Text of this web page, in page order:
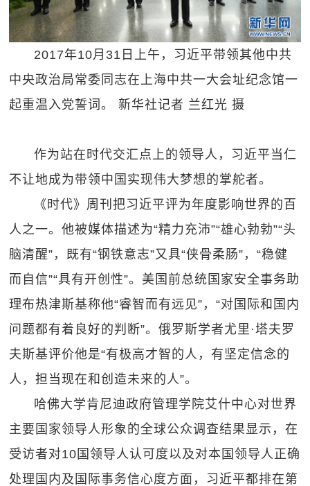
2017年10月31日上午，习近平带领其他中共
中央政治局常委同志在上海中共一大会址纪念馆一
起重温入党誓词。 新华社记者 兰红光 摄
作为站在时代交汇点上的领导人，习近平当仁
不让地成为带领中国实现伟大梦想的掌舵者。
《时代》周刊把习近平评为年度影响世界的百
人之一。他被媒体描述为“精力充沛”“雄心勃勃”“头
脑清醒”，既有“钢铁意志”又具“侠骨柔肠”，“稳健
而自信”“具有开创性”。美国前总统国家安全事务助
理布热津斯基称他“睿智而有远见”，“对国际和国内
问题都有着良好的判断”。俄罗斯学者尤里·塔夫罗
夫斯基评价他是“有极高才智的人，有坚定信念的
人，担当现在和创造未来的人”。
哈佛大学肯尼迪政府管理学院艾什中心对世界
主要国家领导人形象的全球公众调查结果显示，在
受访者对10国领导人认可度以及对本国领导人正确
处理国内及国际事务信心度方面，习近平都排在第